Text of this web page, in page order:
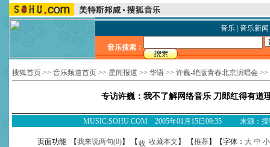
音乐| 音乐新闻
音乐搜索：
搜狐首页 >> 音乐频道首页 >> 星闻报道 >> 华语 >> 许巍-绝版青春北京演唱会 >>
专访许巍：我不了解网络音乐 刀郎红得有道
MUSIC.SOHU.COM 2005年01月15日09:35 来源：搜
页面功能 【我来说两句(0)】 【 收藏本文 】 【推荐】【字体： 大 中 小